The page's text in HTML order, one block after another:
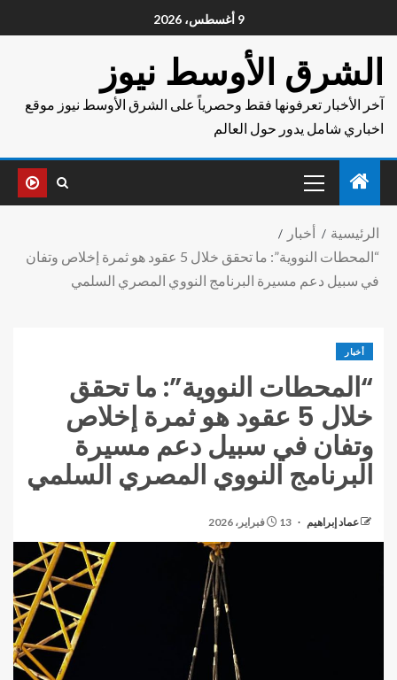
9 أغسطس، 2026
الشرق الأوسط نيوز
آخر الأخبار تعرفونها فقط وحصرياً على الشرق الأوسط نيوز موقع
اخباري شامل يدور حول العالم
الرئيسية
أخبار
“المحطات النووية”: ما تحقق خلال 5 عقود هو ثمرة إخلاص وتفان
في سبيل دعم مسيرة البرنامج النووي المصري السلمي
أخبار
“المحطات النووية”: ما تحقق
خلال 5 عقود هو ثمرة إخلاص
وتفان في سبيل دعم مسيرة
البرنامج النووي المصري السلمي
عماد إبراهيم 13 فبراير، 2026